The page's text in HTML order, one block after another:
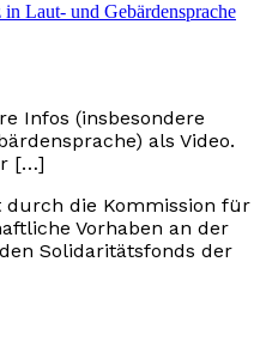
Laut- und Gebärdensprache
Infos (insbesondere
als Video.
[…]
durch die Kommission für
Vorhaben an der
Solidaritätsfonds der